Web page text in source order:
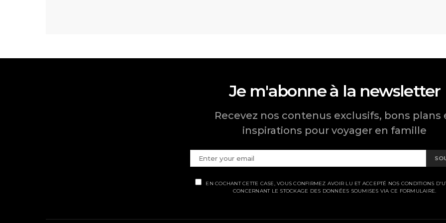
Je m'abonne à la newsletter
Recevez nos contenus exclusifs, bons plans
inspirations pour voyager en famille
EN COCHANT CETTE CASE, VOUS CONFIRMEZ AVOIR LU ET ACCEPTÉ NOS CONDITIONS
CONCERNANT LE STOCKAGE DES DONNÉES SOUMISES VIA CE FORMULAIRE.